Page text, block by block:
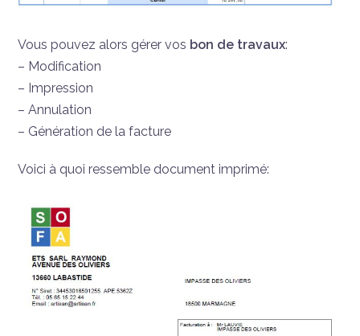
Vous pouvez alors gérer vos bon de travaux:
– Modification
– Impression
– Annulation
– Génération de la facture
Voici à quoi ressemble document imprimé: